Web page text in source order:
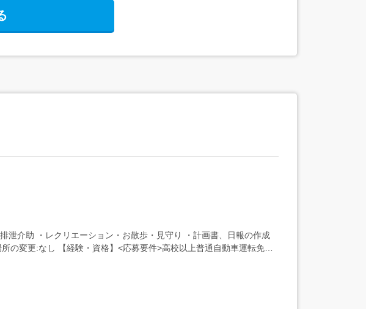
泄介助 ・レクリエーション・お散歩・見守り ・計画書、日報の作成
の変更:なし 【経験・資格】<応募要件>高校以上普通自動車運転免許